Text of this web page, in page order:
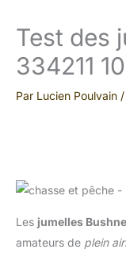
Test des
334211
Par Lucien Poulvain /
Les jumelles
amateurs de plein air